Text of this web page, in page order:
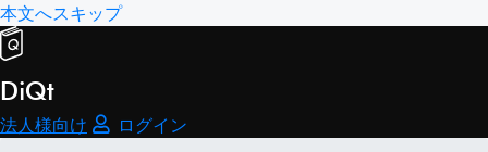
本文へスキップ
DiQt
法人様向け
ログイン